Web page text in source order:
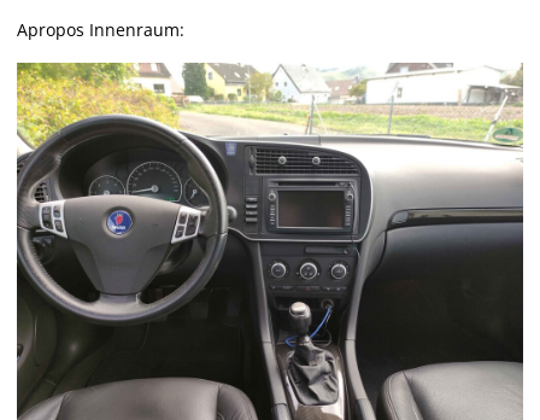
Apropos Innenraum: